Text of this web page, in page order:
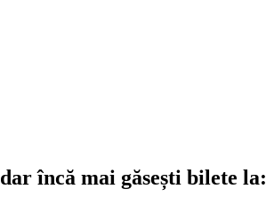
dar încă mai găsești bilete la: